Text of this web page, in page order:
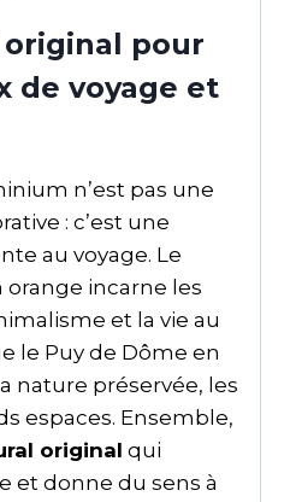
pour
de voyage et
n’est pas une
: c’est une
au voyage. Le
incarne les
et la vie au
le Puy de Dôme en
nature préservée, les
espaces. Ensemble,
original qui
et donne du sens à